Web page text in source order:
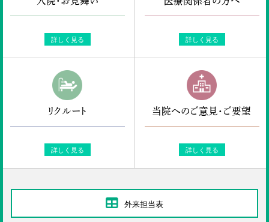
詳しく見る 詳しく見る
リクルート
詳しく見る
当院へのご意見・ご要望
詳しく見る
外来担当表